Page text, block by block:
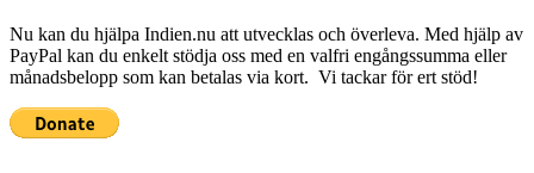
Nu kan du hjälpa Indien.nu att utvecklas och överleva. Med hjälp av
PayPal kan du enkelt stödja oss med en valfri engångssumma eller
månadsbelopp som kan betalas via kort. Vi tackar för ert stöd!